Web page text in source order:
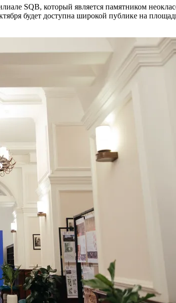
SQB, который является памятником
будет доступна широкой публике на